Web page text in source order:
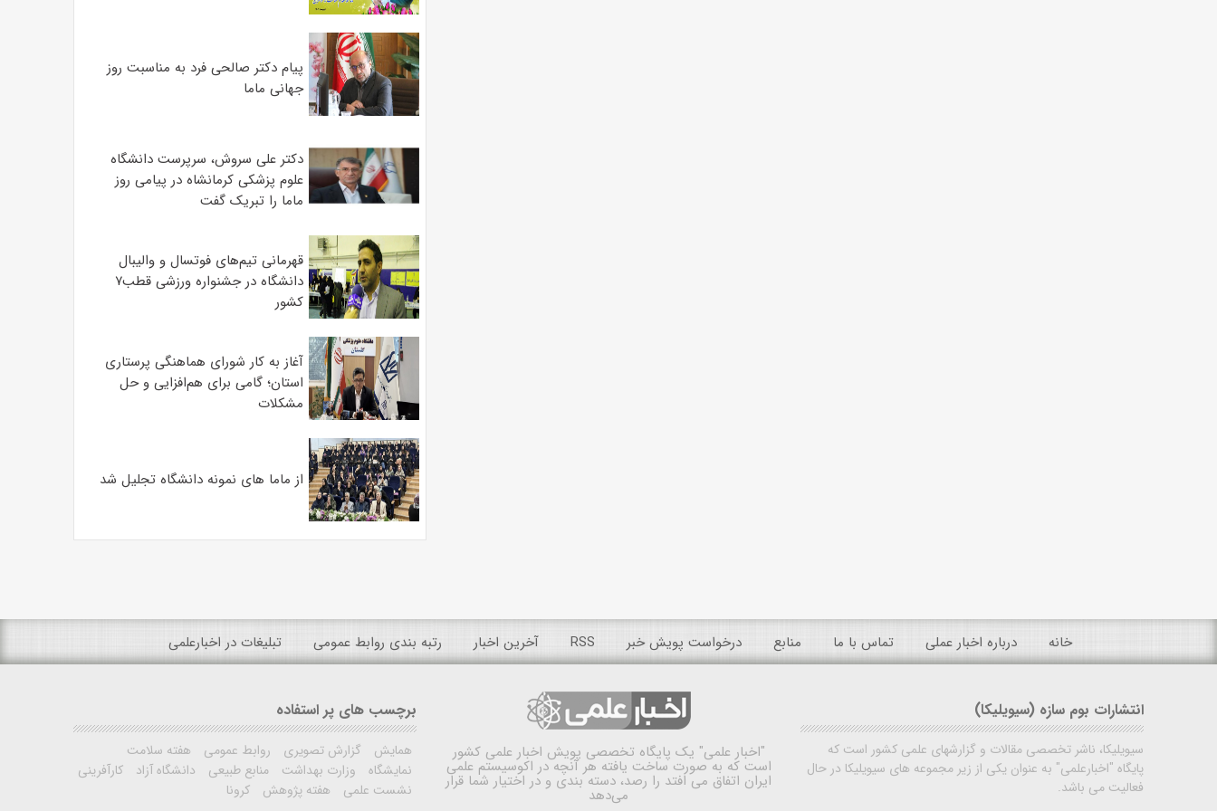
پیام دکتر صالحی فرد به مناسبت روز
جهانی ماما
دکتر علی سروش، سرپرست دانشگاه
علوم پزشکی کرمانشاه در پیامی روز
ماما را تبریک گفت
قهرمانی تیم‌های فوتسال و والیبال
دانشگاه در جشنواره ورزشی قطب۷
کشور
آغاز به کار شورای هماهنگی پرستاری
استان؛ گامی برای هم‌افزایی و حل
مشکلات
از ماما های نمونه دانشگاه تجلیل شد
خانه درباره اخبار عملی تماس با ما منابع درخواست پویش خبر RSS آخرین اخبار رتبه بندی روابط عمومی تبلیغات در اخبارعلمی
انتشارات بوم سازه (سیویلیکا)
سیویلیکا، ناشر تخصصی مقالات و گزارشهای علمی کشور است که
پایگاه "اخبارعلمی" به عنوان یکی از زیر مجموعه های سیویلیکا در حال
فعالیت می باشد.
"اخبار علمی" یک پایگاه تخصصی پویش اخبار علمی کشور
است که به صورت ساخت یافته هر آنچه در اکوسیستم علمی
ایران اتفاق می افتد را رصد، دسته بندی و در اختیار شما قرار
می‌دهد
برچسب های پر استفاده
همایش گزارش تصویری روابط عمومی
هفته سلامت
نمایشگاه
وزارت بهداشت منابع طبیعی دانشگاه آزاد
کارآفرینی
نشست علمی
هفته پژوهش کرونا